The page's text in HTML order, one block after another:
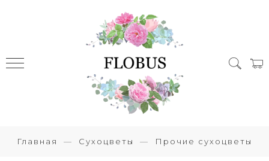
Главная Сухоцветы Прочие сухоцветы